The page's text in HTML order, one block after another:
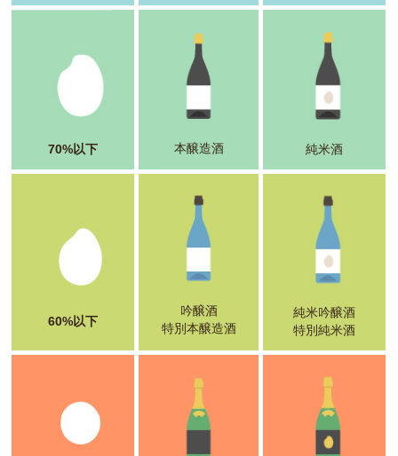
70%以下 本醸造酒 純米酒
60%以下
吟醸酒
特別本醸造酒
純米吟醸酒
特別純米酒